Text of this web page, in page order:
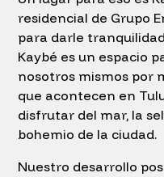
residencial de Grupo
para darle
Kaybé es un espacio
nosotros mismos por
que acontecen en
disfrutar del mar, la
bohemio de la ciudad.
Nuestro desarrollo